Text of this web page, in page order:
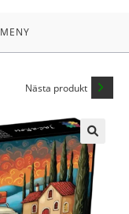
MENY
Nästa produkt